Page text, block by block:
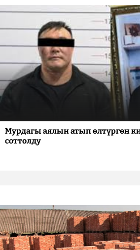
Мурдагы аялын атып өлтүргөн
соттолду